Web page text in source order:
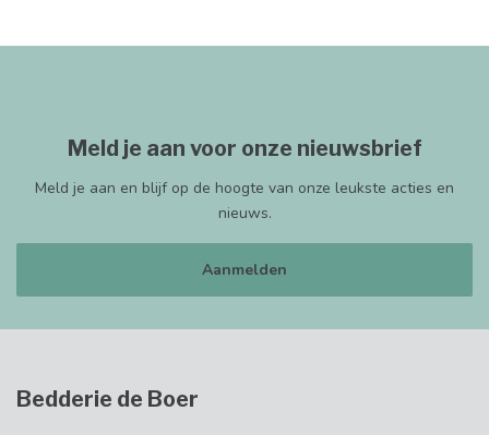
Meld je aan voor onze nieuwsbrief
Meld je aan en blijf op de hoogte van onze leukste acties en
nieuws.
Aanmelden
Bedderie de Boer